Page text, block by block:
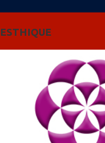
ESTHIQUE